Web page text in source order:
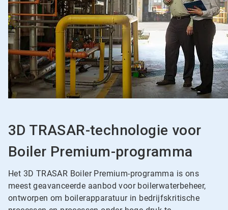
3D TRASAR-technologie voor
Boiler Premium-programma
Het 3D TRASAR Boiler Premium-programma is ons
meest geavanceerde aanbod voor boilerwaterbeheer,
ontworpen om boilerapparatuur in bedrijfskritische